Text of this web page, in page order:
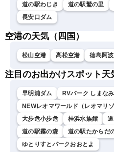
道の駅わじき
道の駅鷲の里
長安口ダム
空港の天気（四国）
松山空港 高松空港 徳島阿
注目のお出かけスポット天
早明浦ダム
RVパーク しまな
NEWレオマワールド（レオマリゾ
大歩危小歩危
桂浜水族館
道の駅霧の森
道の駅たからだ
ゆとりすとパークおおとよ